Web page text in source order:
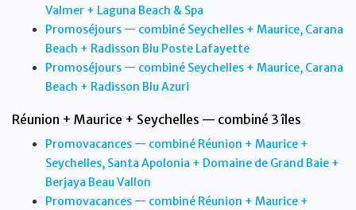
Valmer + Laguna Beach & Spa
Promoséjours — combiné Seychelles + Maurice, Carana
Beach + Radisson Blu Poste Lafayette
Promoséjours — combiné Seychelles + Maurice, Carana
Beach + Radisson Blu Azuri
Réunion + Maurice + Seychelles — combiné 3 îles
Promovacances — combiné Réunion + Maurice +
Seychelles, Santa Apolonia + Domaine de Grand Baie +
Berjaya Beau Vallon
Promovacances — combiné Réunion + Maurice +